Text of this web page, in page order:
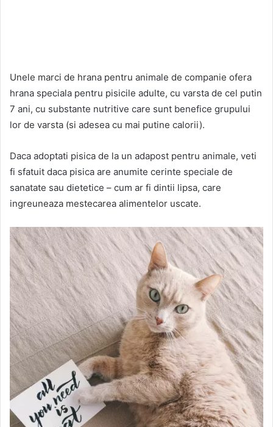
Unele marci de hrana pentru animale de companie ofera
hrana speciala pentru pisicile adulte, cu varsta de cel putin
7 ani, cu substante nutritive care sunt benefice grupului
lor de varsta (si adesea cu mai putine calorii).
Daca adoptati pisica de la un adapost pentru animale, veti
fi sfatuit daca pisica are anumite cerinte speciale de
sanatate sau dietetice – cum ar fi dintii lipsa, care
ingreuneaza mestecarea alimentelor uscate.